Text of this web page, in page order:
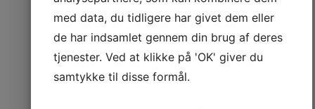
med data, du tidligere har givet dem eller
de har indsamlet gennem din brug af deres
tjenester. Ved at klikke på 'OK' giver du
samtykke til disse formål.